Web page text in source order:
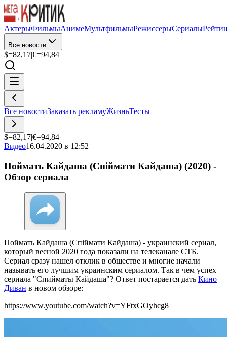
АктерыФильмыАнимеМультфильмыРежиссерыСериалы
Все новости
$=82,17|€=94,84
Все новостиЗаказать рекламуЖизньТесты
$=82,17|€=94,84
Видео16.04.2020 в 12:52
Поймать Кайдаша (Спіймати Кайдаша) (2020) -
Обзор сериала
Поймать Кайдаша (Спіймати Кайдаша) - украинский сериал,
который весной 2020 года показали на телеканале СТБ.
Сериал сразу нашел отклик в обществе и многие начали
называть его лучшим украинским сериалом. Так в чем успех
сериала "Спийматы Кайдаша"? Ответ постарается дать Кино
Диван в новом обзоре:
https://www.youtube.com/watch?v=YFtxGOyhcg8